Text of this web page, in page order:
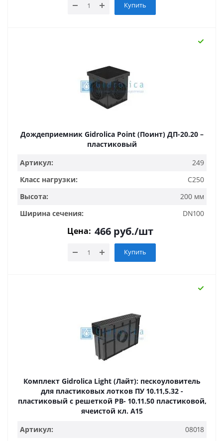
Купить
Дождеприемник Gidrolica Point (Поинт) ДП-20.20 –
пластиковый
Артикул:
249
Класс нагрузки:
C250
Высота:
200 мм
Ширина сечения:
DN100
Цена: 466 руб./шт
Купить
Комплект Gidrolica Light (Лайт): пескоуловитель
для пластиковых лотков ПУ 10.11,5.32 -
пластиковый с решеткой РВ- 10.11.50 пластиковой,
ячеистой кл. A15
Артикул:
08018